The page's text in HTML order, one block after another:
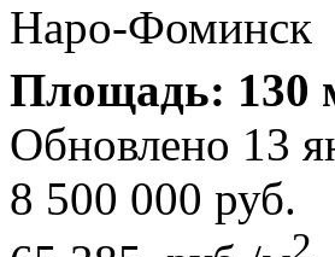
Наро-Фоминск
Площадь: 130
Обновлено 13
8 500 000 руб.
2